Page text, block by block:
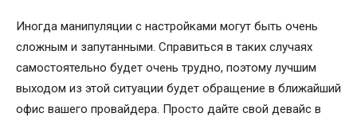
Иногда манипуляции с настройками могут быть очень
сложным и запутанными. Справиться в таких случаях
самостоятельно будет очень трудно, поэтому лучшим
выходом из этой ситуации будет обращение в ближайший
офис вашего провайдера. Просто дайте свой девайс в